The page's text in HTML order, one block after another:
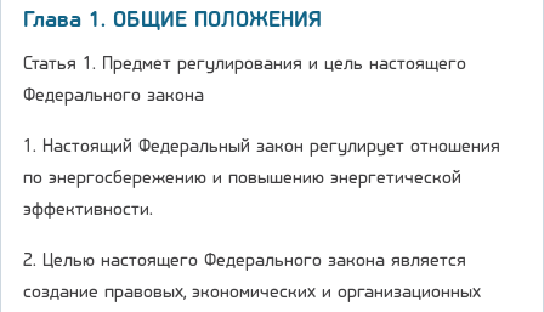
Глава 1. ОБЩИЕ ПОЛОЖЕНИЯ
Статья 1. Предмет регулирования и цель настоящего
Федерального закона
1. Настоящий Федеральный закон регулирует отношения
по энергосбережению и повышению энергетической
эффективности.
2. Целью настоящего Федерального закона является
создание правовых, экономических и организационных